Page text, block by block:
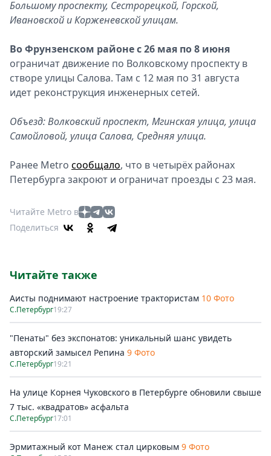
Большому проспекту, Сестрорецкой, Горской,
Ивановской и Корженевской улицам.
Во Фрунзенском районе с 26 мая по 8 июня
ограничат движение по Волковскому проспекту в
створе улицы Салова. Там с 12 мая по 31 августа
идет реконструкция инженерных сетей.
Объезд: Волковский проспект, Мгинская улица, улица
Самойловой, улица Салова, Средняя улица.
Ранее Metro сообщало, что в четырёх районах
Петербурга закроют и ограничат проезды с 23 мая.
Читайте Metro в
Поделиться
Читайте также
Аисты поднимают настроение трактористам 10 Фото
С.Петербург19:27
"Пенаты" без экспонатов: уникальный шанс увидеть
авторский замысел Репина 9 Фото
С.Петербург19:21
На улице Корнея Чуковского в Петербурге обновили свыше
7 тыс. «квадратов» асфальта
С.Петербург17:01
Эрмитажный кот Манеж стал цирковым 9 Фото